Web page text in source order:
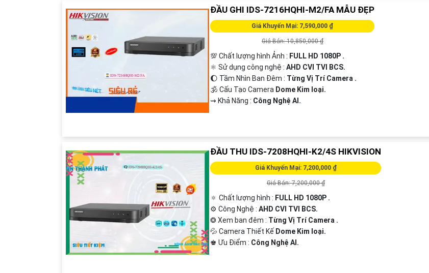
ĐẦU GHI IDS-7216HQHI-M2/FA MẪU ĐẸP
Giá Khuyến Mại: 7,590,000 ₫
Giá Bán: 10,850,000 ₫
💯 Chất lượng hình Ảnh : FULL HD 1080P .
⚛️ Sử dụng công nghệ :AHD CVI TVI BCS.
🌔 Tầm Nhìn Ban Đêm : Từng Vị Trí Camera .
🕉️ Cấu Tạo Camera Dome Kim loại.
️⇝ Khả Năng : Công Nghệ AI.
ĐẦU THU IDS-7208HQHI-K2/4S HIKVISION
Giá Khuyến Mại: 7,200,000 ₫
Giá Bán: 7,200,000 ₫
🔅 Chất lượng hình : FULL HD 1080P .
⚙ Công Nghệ :AHD CVI TVI BCS.
❂ Xem ban đêm : Từng Vị Trí Camera .
💦 Camera Thiết Kế Dome Kim loại.
️♚ Ưu Điểm : Công Nghệ AI.